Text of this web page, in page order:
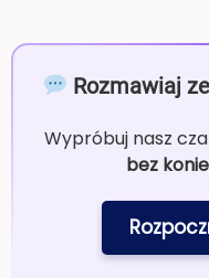
Rozmawiaj
Wypróbuj nasz
bez